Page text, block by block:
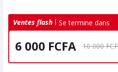
Ventes flash Se termine dans
6 000 FCFA 10 000